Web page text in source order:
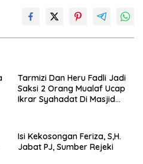
Tarmizi Dan Heru Fadli Jadi
Saksi 2 Orang Mualaf Ucap
Ikrar Syahadat Di Masjid
Isi Kekosongan Feriza, S,H.
Jabat PJ, Sumber Rejeki